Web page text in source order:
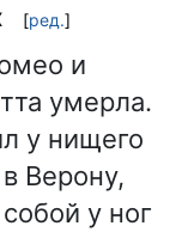
[ред.]
и
умерла.
у нищего
Верону,
у ног